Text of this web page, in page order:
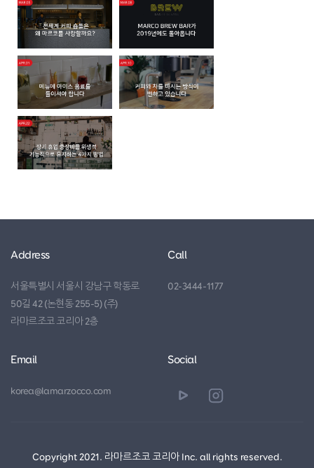
Brew Bar는 지원자들과 방문객들이 추출을 시연하고 커피를 맛보고
원산지와 풍미,추출 기술에 대해 논의할 수 있는 소통의 장입니다
Brew Bar는 맛있는 커피를 선보일 뿐만 아니라Marco
혁신적인 추출 시스템을 시연합니다
대의
Marco MIX가 있어 지원자들이 자동
핸드드립 방식
Address
서울특별시 서울시 강남구 학동로
50길 42 (논현동 255-5) (주)
라마르조코 코리아 2층
Call
02-3444-1177
Email
korea@lamarzocco.com
Social
Copyright 2021. 라마르조코 코리아 Inc. all rights reserved.